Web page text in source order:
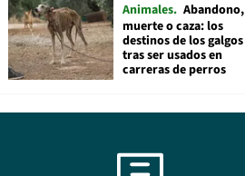
Animales Abandono,
muerte o caza: los
destinos de los galgos
tras ser usados en
carreras de perros